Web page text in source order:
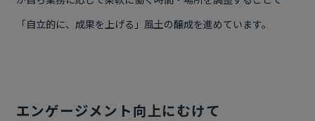
「自立的に、成果を上げる」風土の醸成を進めています。
エンゲージメント向上にむけて